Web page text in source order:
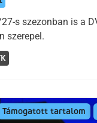
s szezonban is a
szerepel.
Támogatott tartalom